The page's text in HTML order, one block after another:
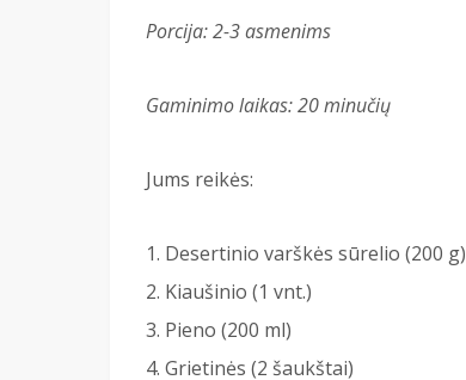
Porcija: 2-3 asmenims
Gaminimo laikas: 20 minučių
Jums reikės:
Desertinio varškės sūrelio (200 g)
Kiaušinio (1 vnt.)
Pieno (200 ml)
Grietinės (2 šaukštai)